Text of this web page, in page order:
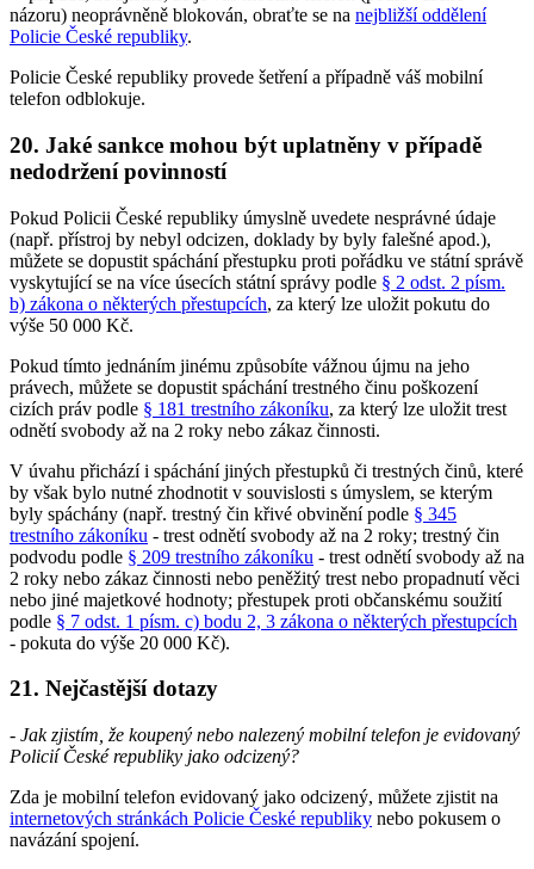
názoru) neoprávněně blokován, obraťte se na nejbližší oddělení
Policie České republiky.
Policie České republiky provede šetření a případně váš mobilní
telefon odblokuje.
20. Jaké sankce mohou být uplatněny v případě
nedodržení povinností
Pokud Policii České republiky úmyslně uvedete nesprávné údaje
(např. přístroj by nebyl odcizen, doklady by byly falešné apod.),
můžete se dopustit spáchání přestupku proti pořádku ve státní správě
vyskytující se na více úsecích státní správy podle § 2 odst. 2 písm.
b) zákona o některých přestupcích, za který lze uložit pokutu do
výše 50 000 Kč.
Pokud tímto jednáním jinému způsobíte vážnou újmu na jeho
právech, můžete se dopustit spáchání trestného činu poškození
cizích práv podle § 181 trestního zákoníku, za který lze uložit trest
odnětí svobody až na 2 roky nebo zákaz činnosti.
V úvahu přichází i spáchání jiných přestupků či trestných činů, které
by však bylo nutné zhodnotit v souvislosti s úmyslem, se kterým
byly spáchány (např. trestný čin křivé obvinění podle § 345
trestního zákoníku - trest odnětí svobody až na 2 roky; trestný čin
podvodu podle § 209 trestního zákoníku - trest odnětí svobody až na
2 roky nebo zákaz činnosti nebo peněžitý trest nebo propadnutí věci
nebo jiné majetkové hodnoty; přestupek proti občanskému soužití
podle § 7 odst. 1 písm. c) bodu 2, 3 zákona o některých přestupcích
- pokuta do výše 20 000 Kč).
21. Nejčastější dotazy
- Jak zjistím, že koupený nebo nalezený mobilní telefon je evidovaný
Policií České republiky jako odcizený?
Zda je mobilní telefon evidovaný jako odcizený, můžete zjistit na
internetových stránkách Policie České republiky nebo pokusem o
navázání spojení.